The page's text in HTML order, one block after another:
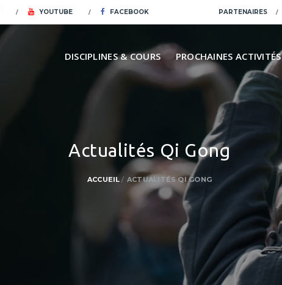
PARTENAIRES
FACEBOOK
YOUTUBE
DISCIPLINES & COURS PROCHAINES ACTIVITÉS
Actualités Qi Gong
ACCUEIL ACTUALITÉS QI GONG